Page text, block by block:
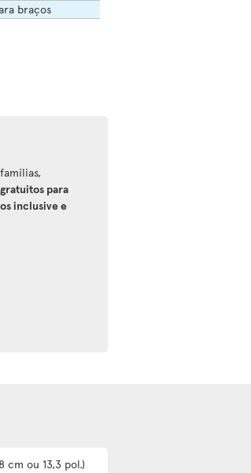
braços
para
inclusive e
cm ou 13,3 pol.)